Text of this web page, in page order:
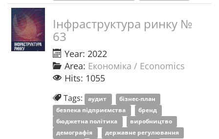
Інфраструктура ринку №
63
Year: 2022
Area: Економіка / Economics
Hits: 1055
Tags: аудит
бізнес-план
безпека підприємства
бренд
бюджетна політика
виробництво
демографія
державне регулювання